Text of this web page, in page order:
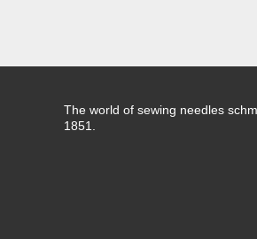
The world of sewing needles
1851.